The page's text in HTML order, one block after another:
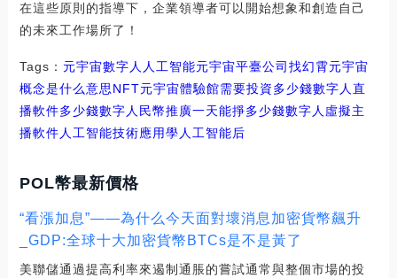
在這些原則的指導下，企業領導者可以開始想象和創造自己
的未來工作場所了！
Tags： 元宇宙數字人 人工智能元宇宙平臺公司找幻霄元宇宙
概念是什么意思NFT元宇宙體驗館需要投資多少錢數字人直
播軟件多少錢數字人民幣推廣一天能掙多少錢數字人虛擬主
播軟件人工智能技術應用學人工智能后
POL幣最新價格
“看漲加息”——為什么今天面對壞消息加密貨幣飆升
_GDP:全球十大加密貨幣BTCs是不是黃了
美聯儲通過提高利率來遏制通脹的嘗試通常與整個市場的投